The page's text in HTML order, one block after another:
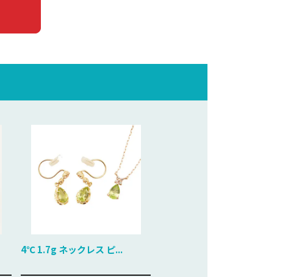
4℃ 1.7g ネックレス ピ...